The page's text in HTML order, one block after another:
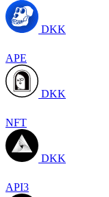
DKK
APE
DKK
NFT
DKK
API3